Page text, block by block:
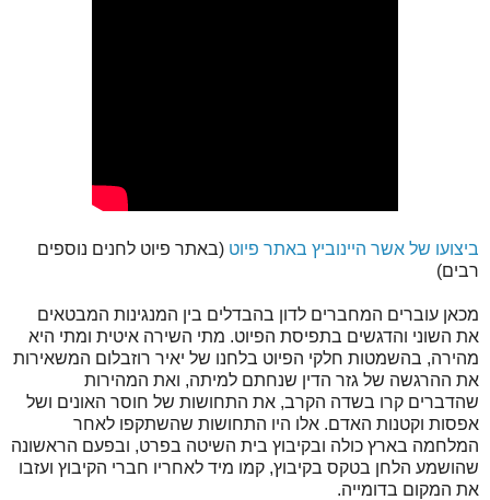
ביצועו של אשר היינוביץ באתר פיוט (באתר פיוט לחנים נוספים
רבים)
מכאן עוברים המחברים לדון בהבדלים בין המנגינות המבטאים
את השוני והדגשים בתפיסת הפיוט. מתי השירה איטית ומתי היא
מהירה, בהשמטות חלקי הפיוט בלחנו של יאיר רוזבלום המשאירות
את ההרגשה של גזר הדין שנחתם למיתה, ואת המהירות
שהדברים קרו בשדה הקרב, את התחושות של חוסר האונים ושל
אפסות וקטנות האדם. אלו היו התחושות שהשתקפו לאחר
המלחמה בארץ כולה ובקיבוץ בית השיטה בפרט, ובפעם הראשונה
שהושמע הלחן בטקס בקיבוץ, קמו מיד לאחריו חברי הקיבוץ ועזבו
את המקום בדומייה.